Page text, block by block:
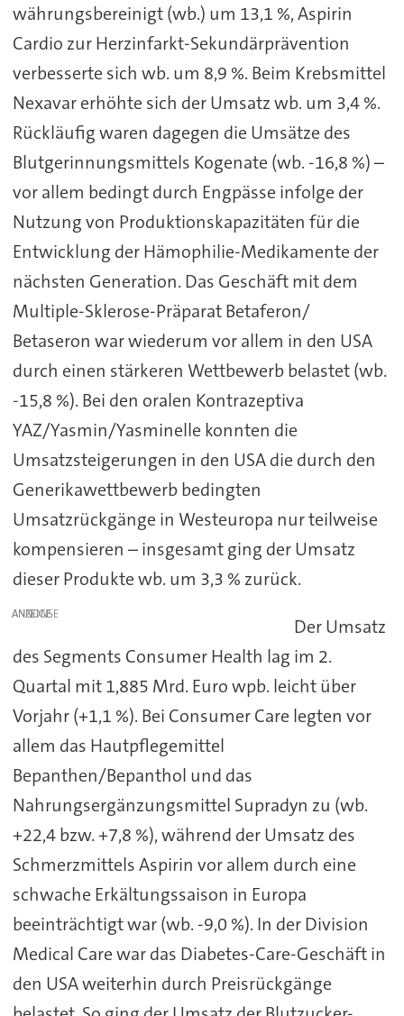
währungsbereinigt (wb.) um 13,1 %, Aspirin
Cardio zur Herzinfarkt-Sekundärprävention
verbesserte sich wb. um 8,9 %. Beim Krebsmittel
Nexavar erhöhte sich der Umsatz wb. um 3,4 %.
Rückläufig waren dagegen die Umsätze des
Blutgerinnungsmittels Kogenate (wb. -16,8 %) –
vor allem bedingt durch Engpässe infolge der
Nutzung von Produktionskapazitäten für die
Entwicklung der Hämophilie-Medikamente der
nächsten Generation. Das Geschäft mit dem
Multiple-Sklerose-Präparat Betaferon/
Betaseron war wiederum vor allem in den USA
durch einen stärkeren Wettbewerb belastet (wb.
-15,8 %). Bei den oralen Kontrazeptiva
YAZ/Yasmin/Yasminelle konnten die
Umsatzsteigerungen in den USA die durch den
Generikawettbewerb bedingten
Umsatzrückgänge in Westeuropa nur teilweise
kompensieren – insgesamt ging der Umsatz
dieser Produkte wb. um 3,3 % zurück.
ANZEIGE
Der Umsatz
des Segments Consumer Health lag im 2.
Quartal mit 1,885 Mrd. Euro wpb. leicht über
Vorjahr (+1,1 %). Bei Consumer Care legten vor
allem das Hautpflegemittel
Bepanthen/Bepanthol und das
Nahrungsergänzungsmittel Supradyn zu (wb.
+22,4 bzw. +7,8 %), während der Umsatz des
Schmerzmittels Aspirin vor allem durch eine
schwache Erkältungssaison in Europa
beeinträchtigt war (wb. -9,0 %). In der Division
Medical Care war das Diabetes-Care-Geschäft in
den USA weiterhin durch Preisrückgänge